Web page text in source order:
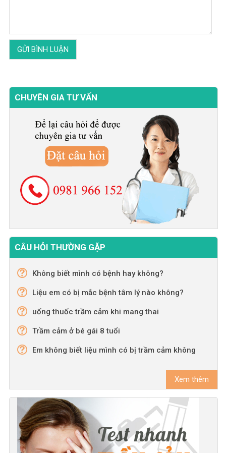
CHUYÊN GIA TƯ VẤN
CÂU HỎI THƯỜNG GẶP
Không biết mình có bệnh hay không?
Liệu em có bị mắc bệnh tâm lý nào không?
uống thuốc trầm cảm khi mang thai
Trầm cảm ở bé gái 8 tuổi
Em không biết liệu mình có bị trầm cảm không
Xem thêm